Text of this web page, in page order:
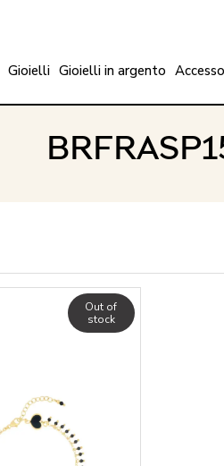
Gioielli Gioielli in argento
Out of
stock